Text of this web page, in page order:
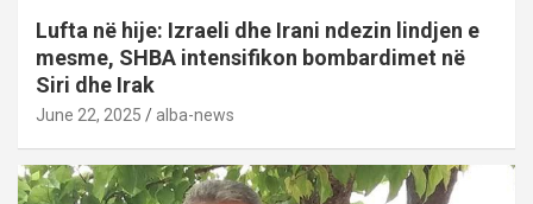
Lufta në hije: Izraeli dhe Irani ndezin lindjen e
mesme, SHBA intensifikon bombardimet në
Siri dhe Irak
June 22, 2025 alba-news